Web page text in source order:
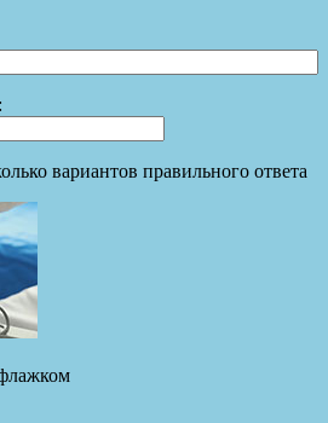
вариантов правильного ответа